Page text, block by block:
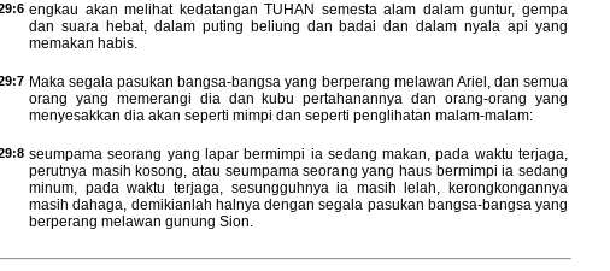
engkau akan melihat kedatangan TUHAN semesta alam dalam guntur, gempa
dan suara hebat, dalam puting beliung dan badai dan dalam nyala api yang
memakan habis.
Maka segala pasukan bangsa-bangsa yang berperang melawan Ariel, dan semua
orang yang memerangi dia dan kubu pertahanannya dan orang-orang yang
menyesakkan dia akan seperti mimpi dan seperti penglihatan malam-malam:
seumpama seorang yang lapar bermimpi ia sedang makan, pada waktu terjaga,
perutnya masih kosong, atau seumpama seorang yang haus bermimpi ia sedang
minum, pada waktu terjaga, sesungguhnya ia masih lelah, kerongkongannya
masih dahaga, demikianlah halnya dengan segala pasukan bangsa-bangsa yang
berperang melawan gunung Sion.